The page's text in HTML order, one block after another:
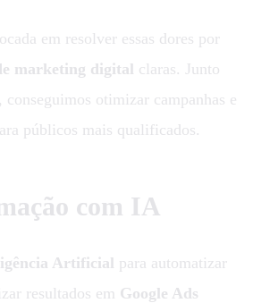
em resolver essas dores por
marketing digital claras. Junto
conseguimos otimizar campanhas e
públicos mais qualificados.
com IA
Artificial para automatizar
resultados em Google Ads